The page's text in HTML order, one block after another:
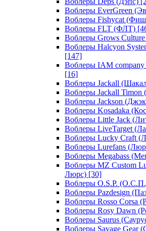
Воблеры EverGreen
Воблеры Fishycat
Воблеры FLT (ФЛТ)
Воблеры Grows Culture
Воблеры Halcyon
[147]
Воблеры IAM
[16]
Воблеры Jackall
Воблеры Jackall
Воблеры Jackson
Воблеры Kosadaka
Воблеры Little Jack
Воблеры LiveTarget
Воблеры Lucky Craft
Воблеры Lurefans
Воблеры Megabass
Воблеры MZ Custom
Люрс) [30]
Воблеры O.S.P.
Воблеры Pazdesign
Воблеры Rosso Corsa
Воблеры Rosy Dawn
Воблеры Saurus
Воблеры Savage Gear